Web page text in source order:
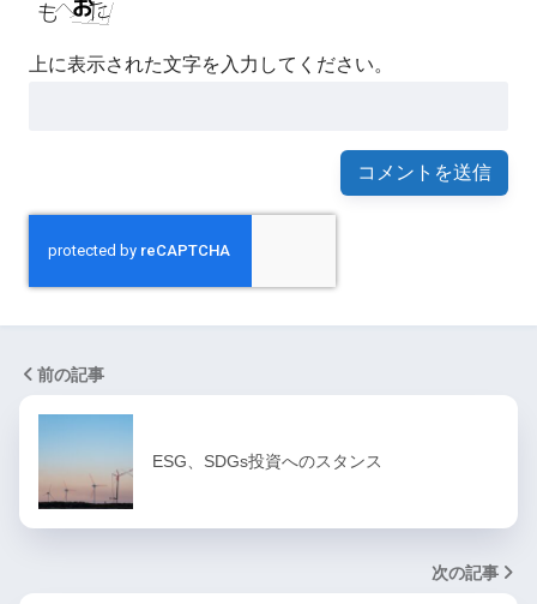
上に表示された文字を入力してください。
前の記事
ESG、SDGs投資へのスタンス
次の記事